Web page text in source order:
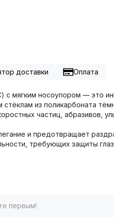
доставки Оплата
с мягким носоупором — это
из поликарбоната
частиц, абразивов,
и предотвращает
требующих защиты
первым!